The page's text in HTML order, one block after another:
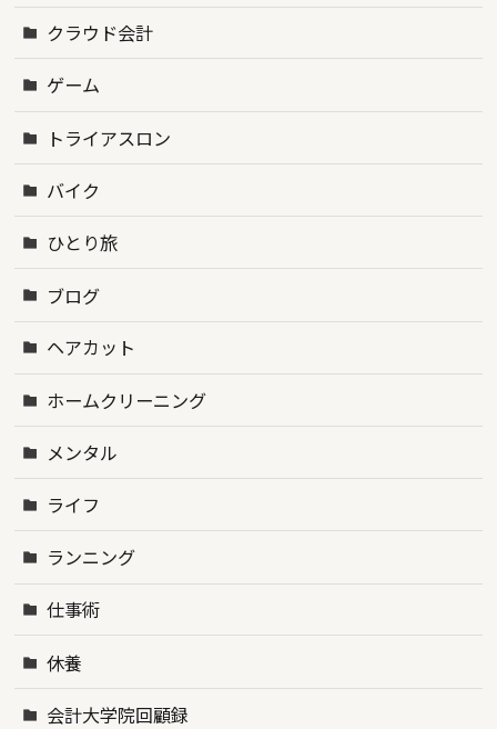
クラウド会計
ゲーム
トライアスロン
バイク
ひとり旅
ブログ
ヘアカット
ホームクリーニング
メンタル
ライフ
ランニング
仕事術
休養
会計大学院回顧録